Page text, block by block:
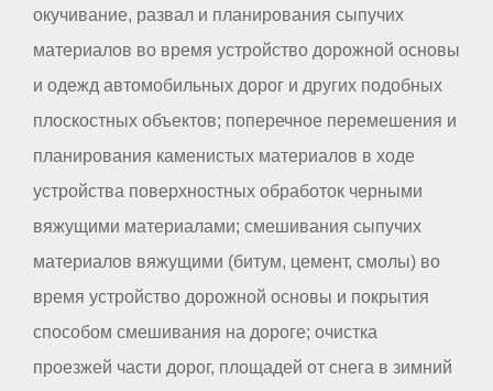
окучивание, развал и планирования сыпучих
материалов во время устройство дорожной основы
и одежд автомобильных дорог и других подобных
плоскостных объектов; поперечное перемешения и
планирования каменистых материалов в ходе
устройства поверхностных обработок черными
вяжущими материалами; смешивания сыпучих
материалов вяжущими (битум, цемент, смолы) во
время устройство дорожной основы и покрытия
способом смешивания на дороге; очистка
проезжей части дорог, площадей от снега в зимний